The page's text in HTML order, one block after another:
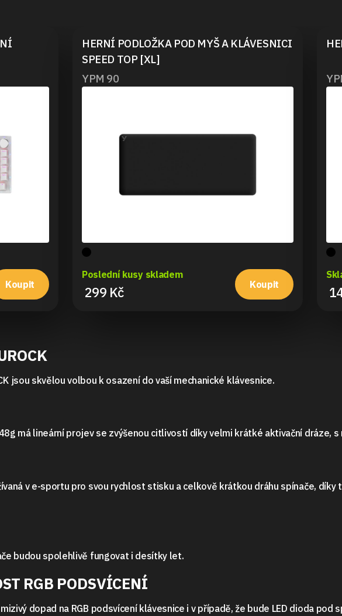
Koupit
HERNÍ PODLOŽKA POD MYŠ A KLÁVESNICI
SPEED TOP [XL]
YPM 90
Poslední kusy skladem
299 Kč Koupit
jsou skvělou volbou k osazení do vaší mechanické klávesnice.
má lineární projev se zvýšenou citlivostí díky velmi krátké aktivační dráze,
v e-sportu pro svou rychlost stisku a celkově krátkou dráhu spínače,
budou spolehlivě fungovat i desítky let.
RGB PODSVÍCENÍ
dopad na RGB podsvícení klávesnice i v případě, že bude LED dioda pod